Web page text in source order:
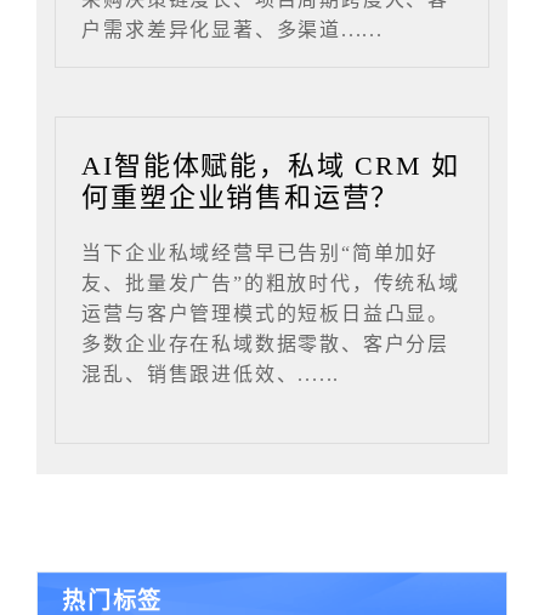
户需求差异化显著、多渠道......
AI智能体赋能，私域 CRM 如
何重塑企业销售和运营？
当下企业私域经营早已告别“简单加好
友、批量发广告”的粗放时代，传统私域
运营与客户管理模式的短板日益凸显。
多数企业存在私域数据零散、客户分层
混乱、销售跟进低效、......
热门标签